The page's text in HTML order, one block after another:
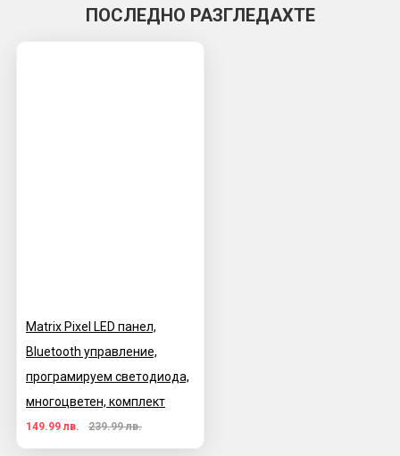
ПОСЛЕДНО РАЗГЛЕДАХТЕ
Matrix Pixel LED панел,
Bluetooth управление,
програмируем светодиода,
многоцветен, комплект
149.99 лв. 239.99 лв.